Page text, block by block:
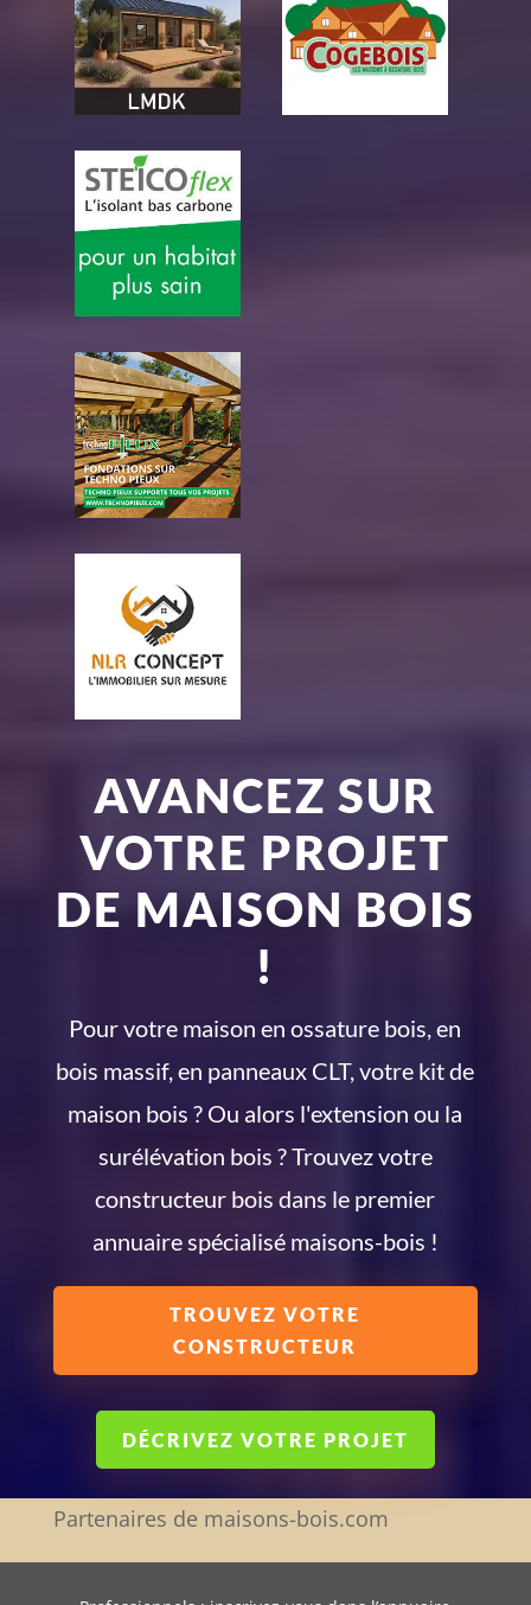
AVANCEZ SUR
VOTRE PROJET
DE MAISON BOIS
!
Pour votre maison en ossature bois, en
bois massif, en panneaux CLT, votre kit de
maison bois ? Ou alors l'extension ou la
surélévation bois ? Trouvez votre
constructeur bois dans le premier
annuaire spécialisé maisons-bois !
TROUVEZ VOTRE
CONSTRUCTEUR
DÉCRIVEZ VOTRE PROJET
Partenaires de maisons-bois.com